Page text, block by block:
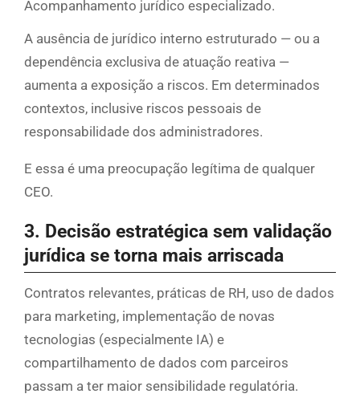
Acompanhamento jurídico especializado.
A ausência de jurídico interno estruturado — ou a
dependência exclusiva de atuação reativa —
aumenta a exposição a riscos. Em determinados
contextos, inclusive riscos pessoais de
responsabilidade dos administradores.
E essa é uma preocupação legítima de qualquer
CEO.
3. Decisão estratégica sem validação
jurídica se torna mais arriscada
Contratos relevantes, práticas de RH, uso de dados
para marketing, implementação de novas
tecnologias (especialmente IA) e
compartilhamento de dados com parceiros
passam a ter maior sensibilidade regulatória.